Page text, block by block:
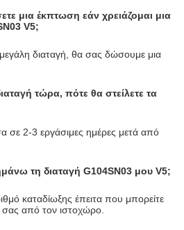
μια έκπτωση εάν χρειάζομαι μια
V5;
διαταγή, θα σας δώσουμε μια
τώρα, πότε θα στείλετε τα
σε 2-3 εργάσιμες ημέρες μετά από
τη διαταγή G104SN03 μου V5;
καταδίωξης έπειτα που μπορείτε
σας από τον ιστοχώρο.